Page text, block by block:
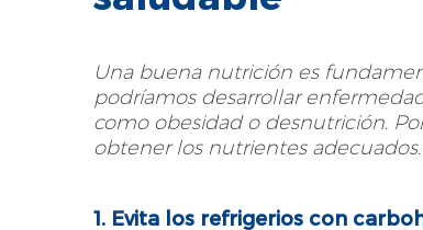
Una buena nutrición es
podríamos desarrollar
como obesidad o desnutrición.
obtener los nutrientes adecuados.
1. Evita los refrigerios con